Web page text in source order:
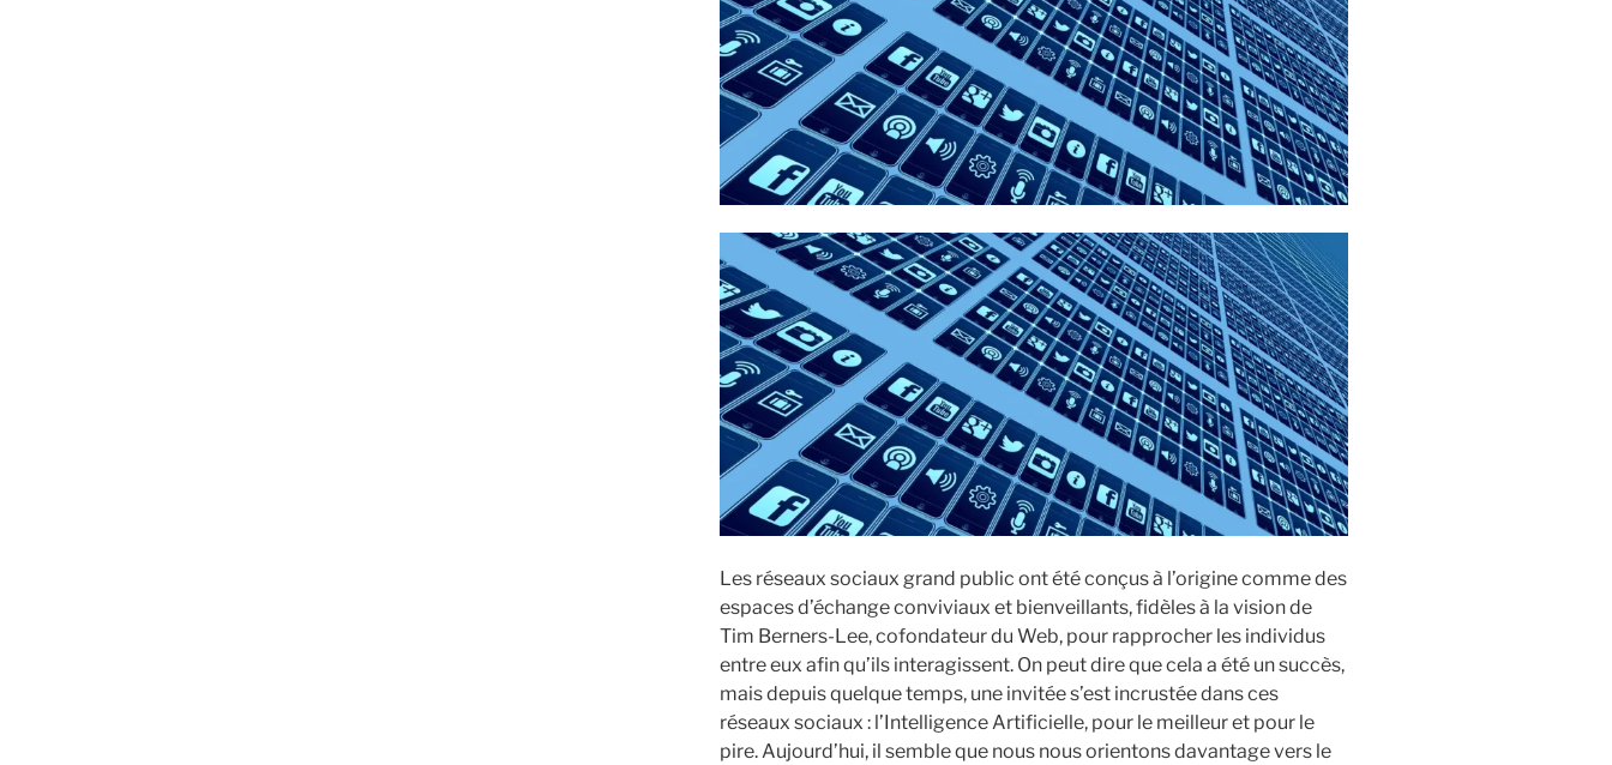
Les réseaux sociaux grand public ont été conçus à l’origine comme des
espaces d’échange conviviaux et bienveillants, fidèles à la vision de
Tim Berners-Lee, cofondateur du Web, pour rapprocher les individus
entre eux afin qu’ils interagissent. On peut dire que cela a été un succès,
mais depuis quelque temps, une invitée s’est incrustée dans ces
réseaux sociaux : l’Intelligence Artificielle, pour le meilleur et pour le
pire. Aujourd’hui, il semble que nous nous orientons davantage vers le